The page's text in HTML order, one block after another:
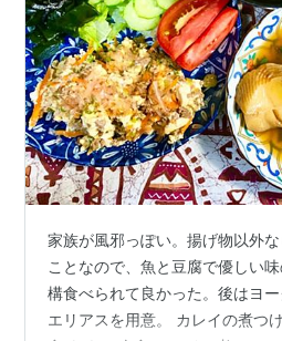
家族が風邪っぽい。揚げ物以外
ことなので、魚と豆腐で優しい
構食べられて良かった。後はヨ
エリアスを用意。 カレイの煮つ